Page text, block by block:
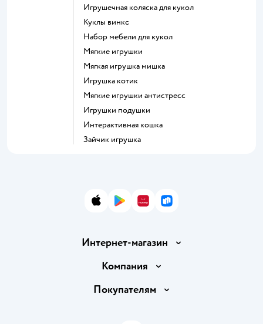
Игрушечная коляска для кукол
Куклы винкс
Набор мебели для кукол
Мягкие игрушки
Мягкая игрушка мишка
Игрушка котик
Мягкие игрушки антистресс
Игрушки подушки
Интерактивная кошка
Зайчик игрушка
App StoreGoogle Play
AppGallery
RuStore
Интернет-магазин
Доставка и оплата
Правила продажи
Компания
Вакансии
Покупателям